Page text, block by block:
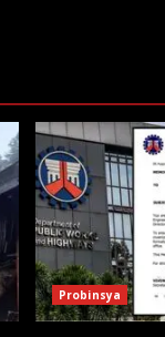
Probinsya